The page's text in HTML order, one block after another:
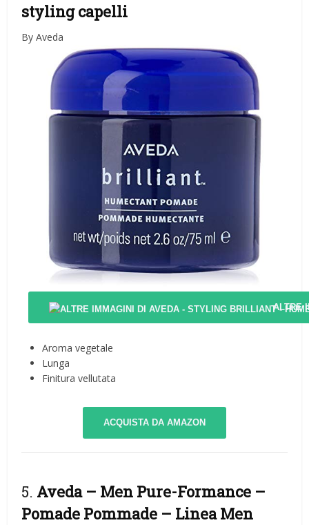
styling capelli
By Aveda
ALTRE
Aroma vegetale
Lunga
Finitura vellutata
ACQUISTA DA AMAZON
5. Aveda – Men Pure-Formance –
Pomade Pommade – Linea Men